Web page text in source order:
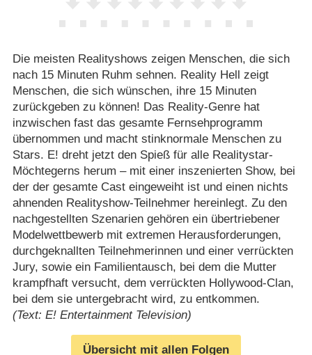
Die meisten Realityshows zeigen Menschen, die sich
nach 15 Minuten Ruhm sehnen. Reality Hell zeigt
Menschen, die sich wünschen, ihre 15 Minuten
zurückgeben zu können! Das Reality-Genre hat
inzwischen fast das gesamte Fernsehprogramm
übernommen und macht stinknormale Menschen zu
Stars. E! dreht jetzt den Spieß für alle Realitystar-
Möchtegerns herum – mit einer inszenierten Show, bei
der der gesamte Cast eingeweiht ist und einen nichts
ahnenden Realityshow-Teilnehmer hereinlegt. Zu den
nachgestellten Szenarien gehören ein übertriebener
Modelwettbewerb mit extremen Herausforderungen,
durchgeknallten Teilnehmerinnen und einer verrückten
Jury, sowie ein Familientausch, bei dem die Mutter
krampfhaft versucht, dem verrückten Hollywood-Clan,
bei dem sie untergebracht wird, zu entkommen.
(Text: E! Entertainment Television)
Übersicht mit allen Folgen